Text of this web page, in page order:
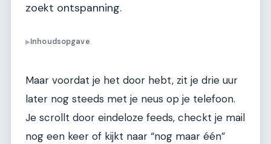
zoekt ontspanning.
▶Inhoudsopgave
Maar voordat je het door hebt, zit je drie uur
later nog steeds met je neus op je telefoon.
Je scrollt door eindeloze feeds, checkt je mail
nog een keer of kijkt naar “nog maar één”